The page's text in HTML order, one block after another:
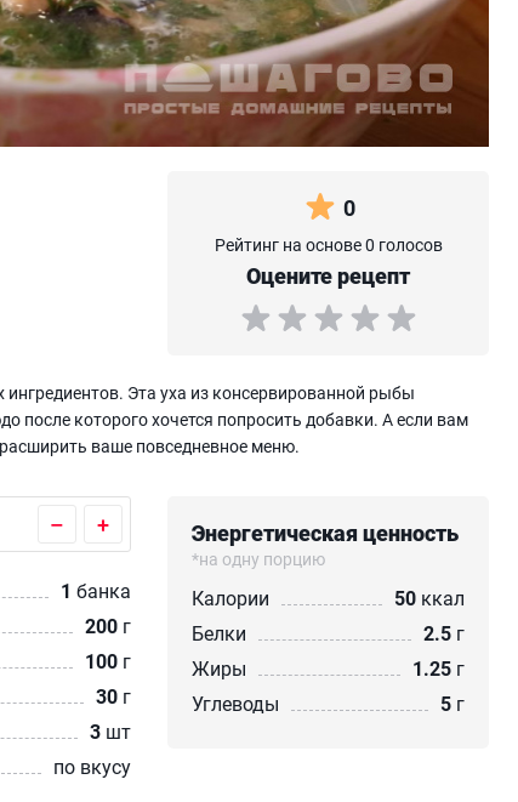
0
Рейтинг на основе 0 голосов
Оцените рецепт
Эта уха из консервированной рыбы
после которого хочется попросить добавки. А если вам
ваше повседневное меню.
– +
1 банка
200 г
100 г
30 г
3 шт
по вкусу
Энергетическая ценность
*на одну порцию
Калории 50 ккал
Белки
2.5 г
Жиры
1.25 г
Углеводы
5 г